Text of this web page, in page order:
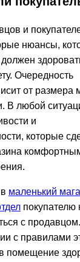
и
нюансы,
Очередность
от размера
В любой
и
которые
маленький
покупателю
с
с правилами
помещение